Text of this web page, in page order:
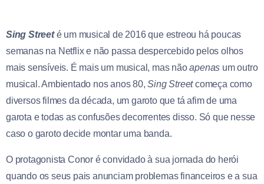
Sing Streeté um musical de 2016 que estreou há poucas
semanas na Netflix e não passa despercebido pelos olhos
mais sensíveis. É mais um musical, mas nãoapenas um outro
musical. Ambientado nos anos 80,Sing Streetcomeça como
diversos filmes da década, um garoto que tá afim de uma
garota e todas as confusões decorrentes disso. Só que nesse
caso o garoto decide montar uma banda.
O protagonista Conor é convidado à sua jornada do herói
quando os seus pais anunciam problemas financeiros e a sua